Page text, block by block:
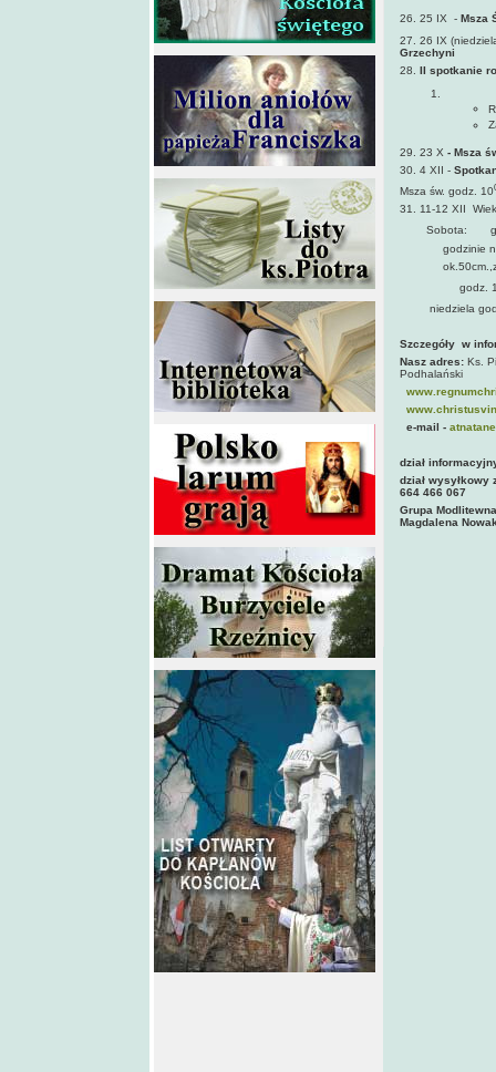
26. 25 IX - Msza
27. 26 IX
Grzechyni
28. II spotkanie
29. 23 X - Msza
30. 4 XII -
Msza św. godz. 10
31. 11-12 XII
Sobota:
godzinie na
godz.
niedziela
Szczegóły w
Nasz adres: Ks.
Podhalański
e-mail -
dział
dział
664 466 067
Grupa
Magdalena